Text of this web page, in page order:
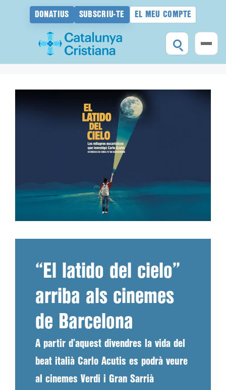
DONATIUS SUBSCRIU-TE EL MEU COMPTE
“El latido del cielo”
arriba als cinemes
de Barcelona
A partir d’aquest divendres la vida del
beat italià Carlo Acutis es podrà veure
al cinemes Verdi i Gran Sarrià